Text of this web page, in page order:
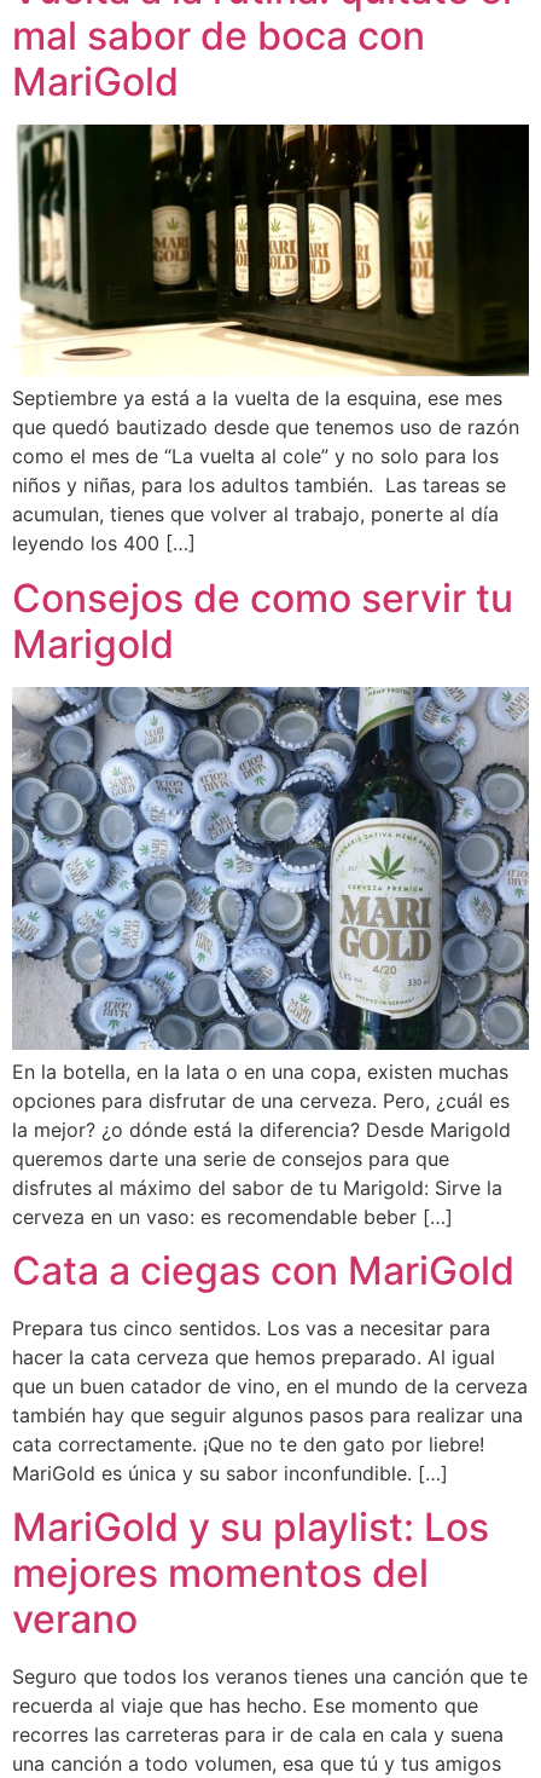
mal sabor de boca con
MariGold
Septiembre ya está a la vuelta de la esquina, ese mes
que quedó bautizado desde que tenemos uso de razón
como el mes de “La vuelta al cole” y no solo para los
niños y niñas, para los adultos también. Las tareas se
acumulan, tienes que volver al trabajo, ponerte al día
leyendo los 400 […]
Consejos de como servir tu
Marigold
En la botella, en la lata o en una copa, existen muchas
opciones para disfrutar de una cerveza. Pero, ¿cuál es
la mejor? ¿o dónde está la diferencia? Desde Marigold
queremos darte una serie de consejos para que
disfrutes al máximo del sabor de tu Marigold: Sirve la
cerveza en un vaso: es recomendable beber […]
Cata a ciegas con MariGold
Prepara tus cinco sentidos. Los vas a necesitar para
hacer la cata cerveza que hemos preparado. Al igual
que un buen catador de vino, en el mundo de la cerveza
también hay que seguir algunos pasos para realizar una
cata correctamente. ¡Que no te den gato por liebre!
MariGold es única y su sabor inconfundible. […]
MariGold y su playlist: Los
mejores momentos del
verano
Seguro que todos los veranos tienes una canción que te
recuerda al viaje que has hecho. Ese momento que
recorres las carreteras para ir de cala en cala y suena
una canción a todo volumen, esa que tú y tus amigos